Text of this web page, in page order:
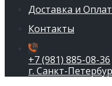
Доставка и
Контакты
+7 (981) 885-08-36
г. Санкт-